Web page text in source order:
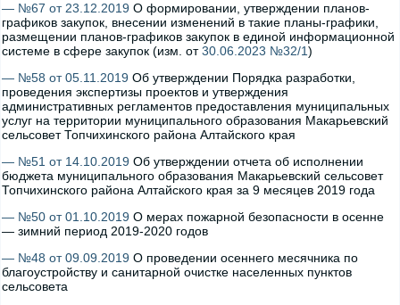
— №67 от 23.12.2019 О формировании, утверждении планов-
графиков закупок, внесении изменений в такие планы-графики,
размещении планов-графиков закупок в единой информационной
системе в сфере закупок (изм. от30.06.2023 №32/1)
— №58 от 05.11.2019 Об утверждении Порядка разработки,
проведения экспертизы проектов и утверждения
административных регламентов предоставления муниципальных
услуг на территории муниципального образования Макарьевский
сельсовет Топчихинского района Алтайского края
— №51 от 14.10.2019 Об утверждении отчета об исполнении
бюджета муниципального образования Макарьевский сельсовет
Топчихинского района Алтайского края за 9 месяцев 2019 года
— №50 от 01.10.2019 О мерах пожарной безопасности в осенне
— зимний период 2019-2020 годов
— №48 от 09.09.2019 О проведении осеннего месячника по
благоустройству и санитарной очистке населенных пунктов
сельсовета